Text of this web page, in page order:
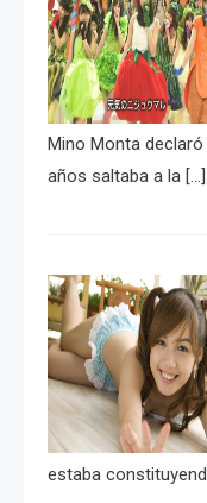
Mino Monta
años saltaba a la […]
estaba